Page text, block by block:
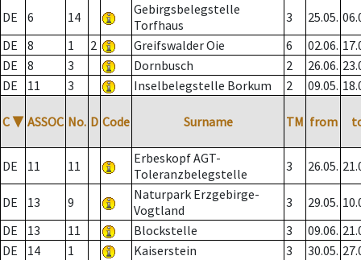
DE
6 14
Gebirgsbelegstelle
Torfhaus
3 25.05.
DE
8 1 2 Greifswalder Oie 6 02.06.
DE
8 3 Dornbusch 2 26.06.
DE
11 3 Inselbelegstelle Borkum 2 09.05.
C ▼ ASSOC No. D Code Surname TM from
DE 11 11
Erbeskopf AGT-
Toleranzbelegstelle
3 26.05.
DE 13 9
Naturpark Erzgebirge-
Vogtland
3 29.05.
DE
13 11 Blockstelle 3 09.06.
DE
14 1 Kaiserstein 3 30.05.